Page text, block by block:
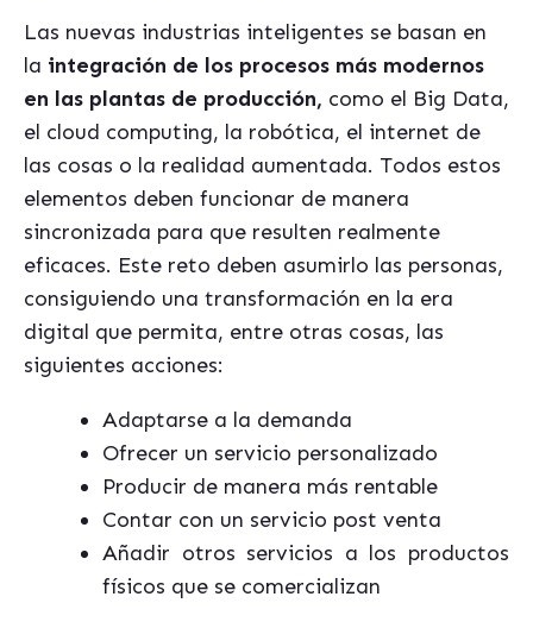
Las nuevas industrias inteligentes se basan en
la integración de los procesos más modernos
en las plantas de producción, como el Big Data,
el cloud computing, la robótica, el internet de
las cosas o la realidad aumentada. Todos estos
elementos deben funcionar de manera
sincronizada para que resulten realmente
eficaces. Este reto deben asumirlo las personas,
consiguiendo una transformación en la era
digital que permita, entre otras cosas, las
siguientes acciones:
Adaptarse a la demanda
Ofrecer un servicio personalizado
Producir de manera más rentable
Contar con un servicio post venta
Añadir otros servicios a los productos
físicos que se comercializan